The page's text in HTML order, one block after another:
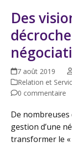
Des
7 août 2019
Relation et
0 commentaire
De
gestion d’une
transformer le